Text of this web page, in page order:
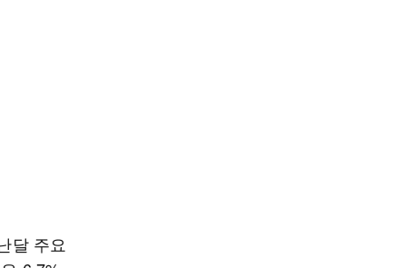
달 주요